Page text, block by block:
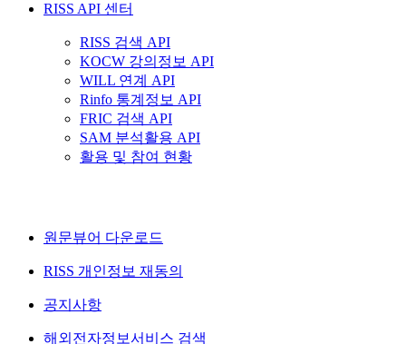
RISS API 센터
RISS 검색 API
KOCW 강의정보 API
WILL 연계 API
Rinfo 통계정보 API
FRIC 검색 API
SAM 분석활용 API
활용 및 참여 현황
원문뷰어 다운로드
RISS 개인정보 재동의
공지사항
해외전자정보서비스 검색